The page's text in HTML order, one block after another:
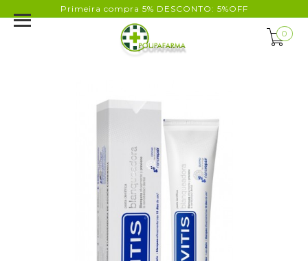
Primeira compra 5% DESCONTO: 5%OFF
0